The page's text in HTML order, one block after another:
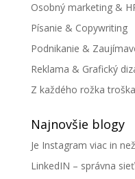
Osobný marketing &
Písanie & Copywriting
Podnikanie &
Reklama & Grafický
Z každého rožka troška
Najnovšie blogy
Je Instagram viac in
LinkedIN – správna